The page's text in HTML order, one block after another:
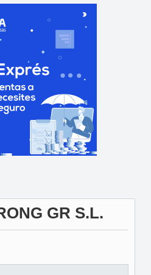
GR S.L.